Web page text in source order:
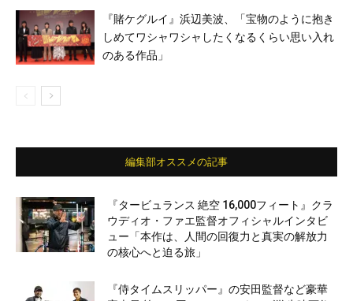
『賭ケグルイ』浜辺美波、「宝物のように抱き
しめてワシャワシャしたくなるくらい思い入れ
のある作品」
編集部オススメの記事
『タービュランス 絶空 16,000フィート』クラ
ウディオ・ファエ監督オフィシャルインタビ
ュー「本作は、人間の回復力と真実の解放力
の核心へと迫る旅」
『侍タイムスリッパー』の安田監督など豪華